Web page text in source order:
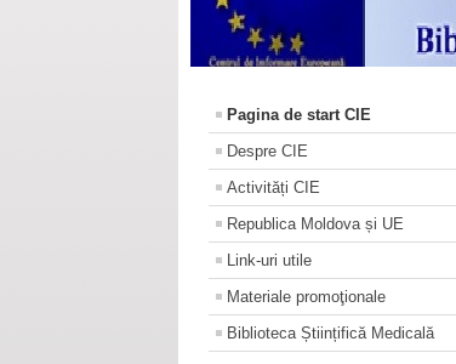
Pagina de start CIE
Despre CIE
Activități CIE
Republica Moldova și UE
Link-uri utile
Materiale promoţionale
Biblioteca Științifică Medicală